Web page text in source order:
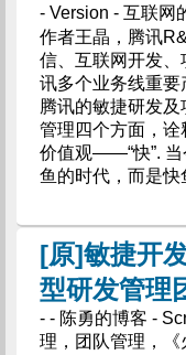
- Version - 互联网
作者王晶，腾讯
信、互联网开发
讯多个业务线重
腾讯的敏捷研发及
管理四个方面，
价值观——“快”. 当
鱼的时代，而是快
[原]敏捷开
型研发管理
- - 陈勇的博客 -
理，团队管理，《